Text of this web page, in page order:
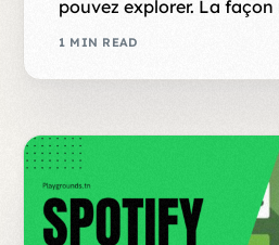
pouvez explorer. La
1 MIN READ